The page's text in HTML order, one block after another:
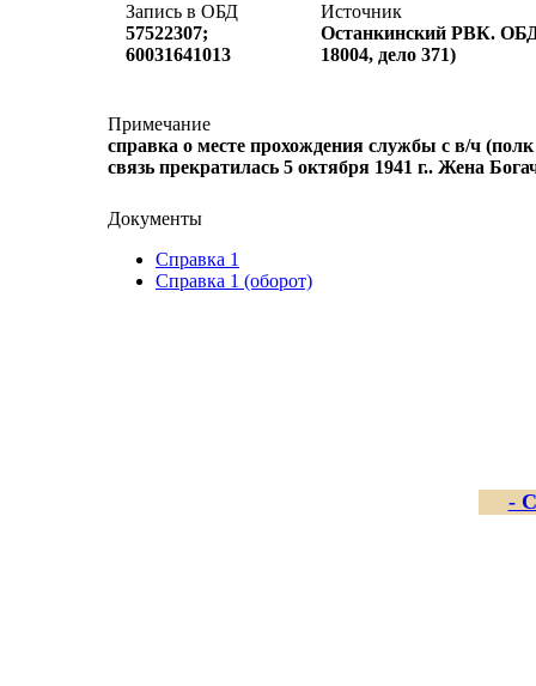
Запись в ОБД
57522307;
60031641013
Источник
Останкинский РВК.
18004, дело 371)
Примечание
справка о месте прохождения службы с в/ч
связь прекратилась 5 октября 1941 г.. Жена
Документы
Справка 1
Справка 1 (оборот)
-